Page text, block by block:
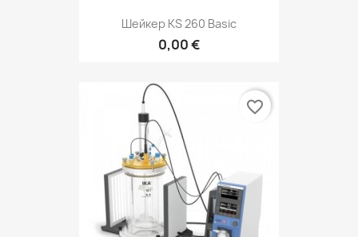
Шейкер KS 260 Basic
0,00 €
favorite_border